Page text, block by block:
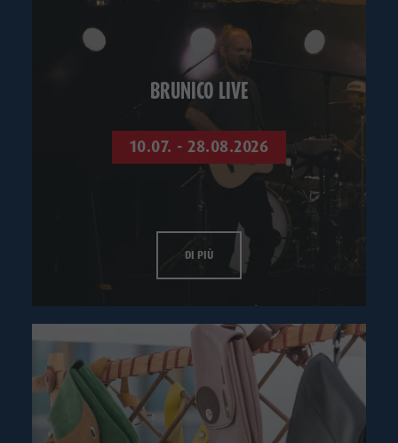
BRUNICO LIVE
10.07. - 28.08.2026
DI PIÙ